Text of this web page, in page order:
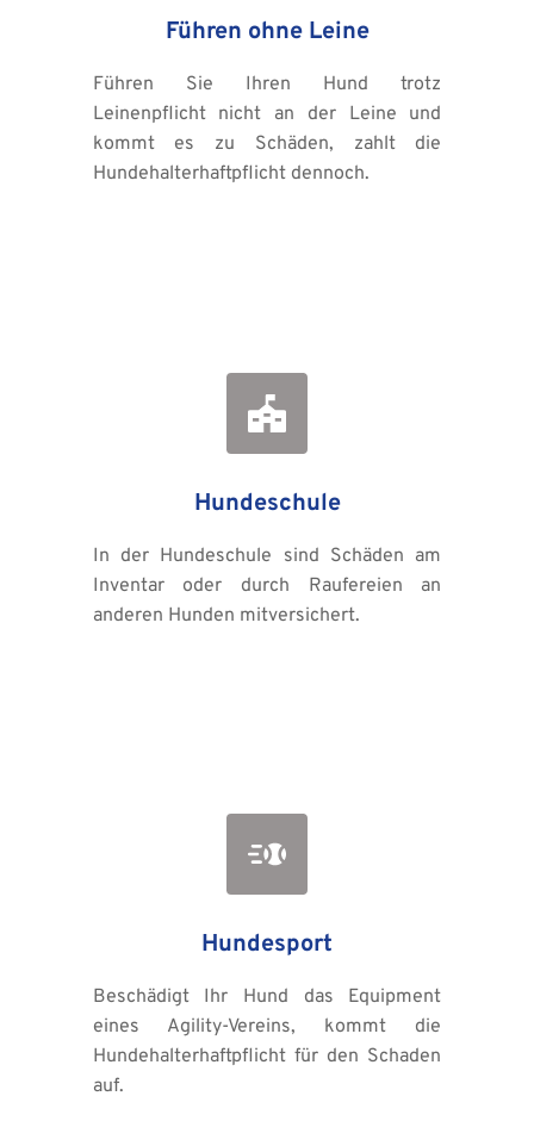
Führen ohne Leine
Führen Sie Ihren Hund trotz
Leinenpflicht nicht an der Leine und
kommt es zu Schäden, zahlt die
Hundehalterhaftpflicht dennoch.
Hundeschule
In der Hundeschule sind Schäden am
Inventar oder durch Raufereien an
anderen Hunden mitversichert.
Hundesport
Beschädigt Ihr Hund das Equipment
eines Agility-Vereins, kommt die
Hundehalterhaftpflicht für den Schaden
auf.